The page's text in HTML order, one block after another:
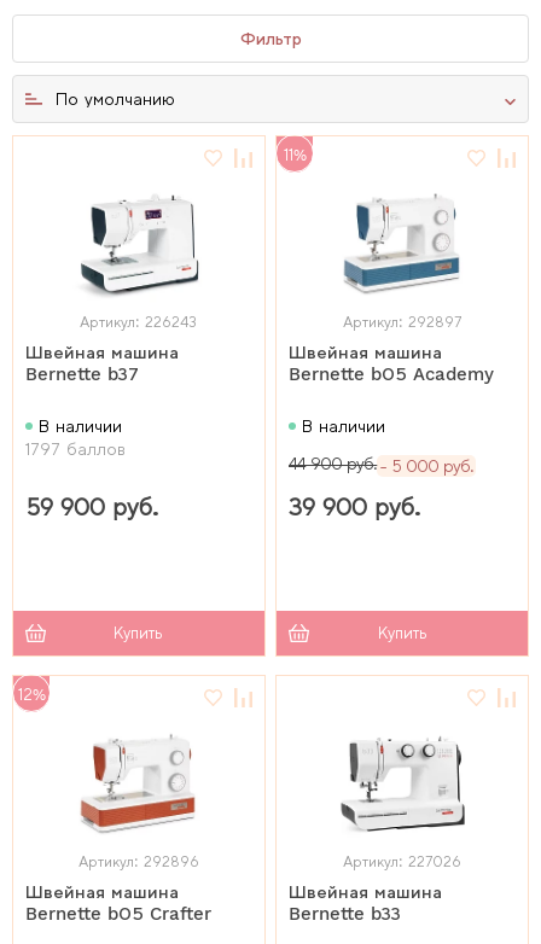
Фильтр
По умолчанию
Артикул: 226243
Швейная машина
Bernette b37
В наличии
1797 баллов
59 900 руб.
Купить
11%
Артикул: 292897
Швейная машина
Bernette b05 Academy
В наличии
44 900 руб.
5 000 руб.
39 900 руб.
Купить
12%
Артикул: 292896
Швейная машина
Bernette b05 Crafter
Артикул: 227026
Швейная машина
Bernette b33